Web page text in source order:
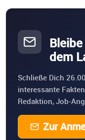
dem
Schließe Dich
interessante
Redaktion, Job-
Zur